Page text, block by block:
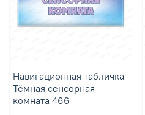
Навигационная табличка
Тёмная сенсорная
комната 466